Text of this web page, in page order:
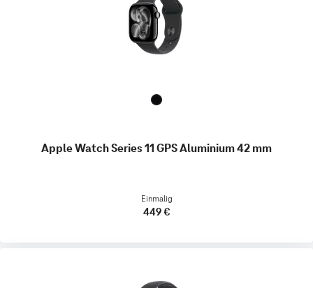
Apple Watch Series 11 GPS Aluminium 42 mm
Einmalig
449 €